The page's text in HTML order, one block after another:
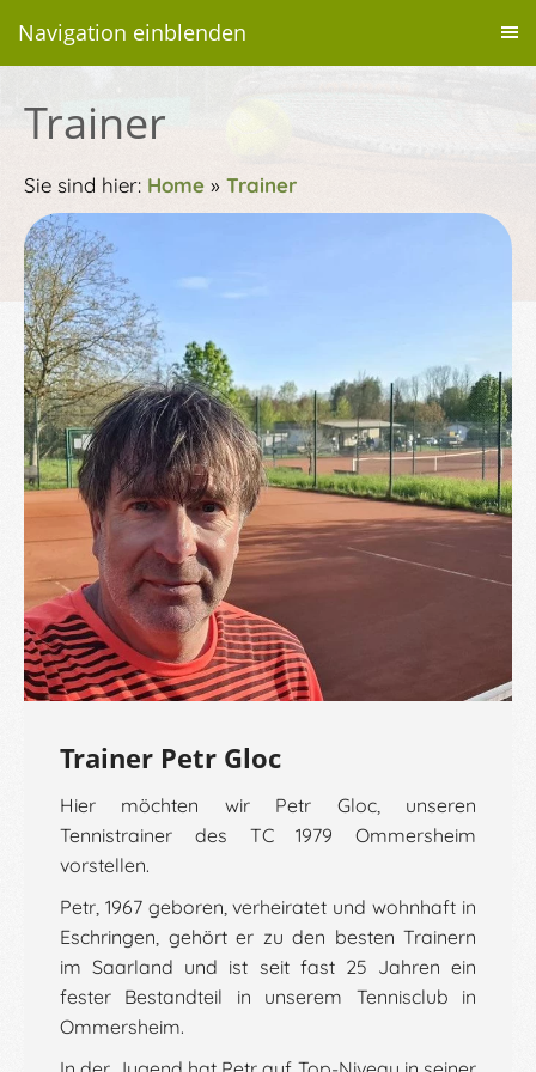
Navigation einblenden
Trainer
Sie sind hier: Home » Trainer
Trainer Petr Gloc
Hier möchten wir Petr Gloc, unseren
Tennistrainer des TC 1979 Ommersheim
vorstellen.
Petr, 1967 geboren, verheiratet und wohnhaft in
Eschringen, gehört er zu den besten Trainern
im Saarland und ist seit fast 25 Jahren ein
fester Bestandteil in unserem Tennisclub in
Ommersheim.